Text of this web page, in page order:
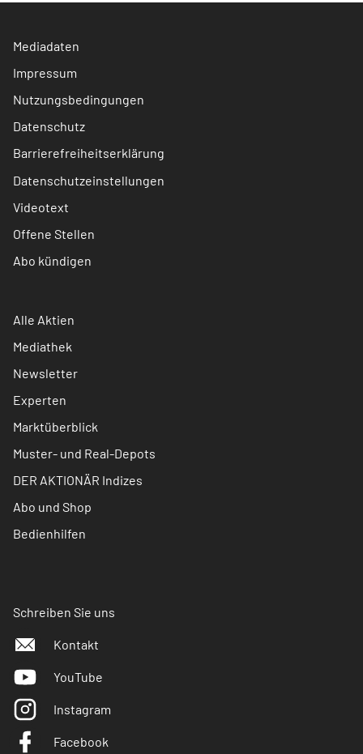
Mediadaten
Impressum
Nutzungsbedingungen
Datenschutz
Barrierefreiheitserklärung
Datenschutzeinstellungen
Videotext
Offene Stellen
Abo kündigen
Alle Aktien
Mediathek
Newsletter
Experten
Marktüberblick
Muster- und Real-Depots
DER AKTIONÄR Indizes
Abo und Shop
Bedienhilfen
Schreiben Sie uns
Kontakt
YouTube
Instagram
Facebook